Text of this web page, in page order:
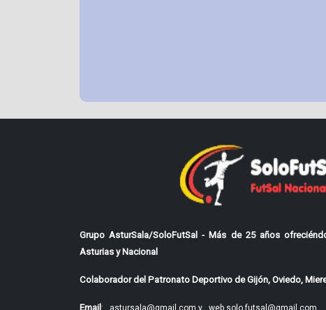
Grupo AsturSala/SoloFutSal - Más de 25 años
Asturias y Nacional
Colaborador del Patronato Deportivo de Gijón, Oviedo,
Email : astursala@gmail.com y web.solo.futsal@gmail.com